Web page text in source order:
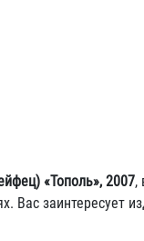
«Тополь», 2007,
заинтересует